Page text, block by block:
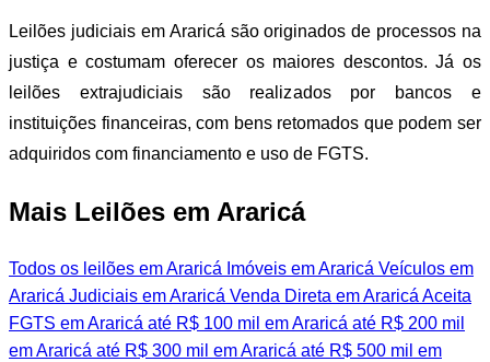
Leilões judiciais em Araricá são originados de processos na
justiça e costumam oferecer os maiores descontos. Já os
leilões extrajudiciais são realizados por bancos e
instituições financeiras, com bens retomados que podem ser
adquiridos com financiamento e uso de FGTS.
Mais Leilões em Araricá
Todos os leilões em Araricá Imóveis em Araricá Veículos em
Araricá Judiciais em Araricá Venda Direta em Araricá Aceita
FGTS em Araricá até R$ 100 mil em Araricá até R$ 200 mil
em Araricá até R$ 300 mil em Araricá até R$ 500 mil em